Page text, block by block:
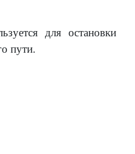
для остановки
пути.